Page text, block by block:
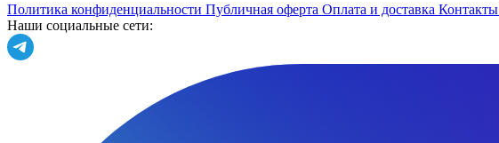
Политика конфиденциальности Публичная оферта Оплата и доставка Контакты
Наши социальные сети: